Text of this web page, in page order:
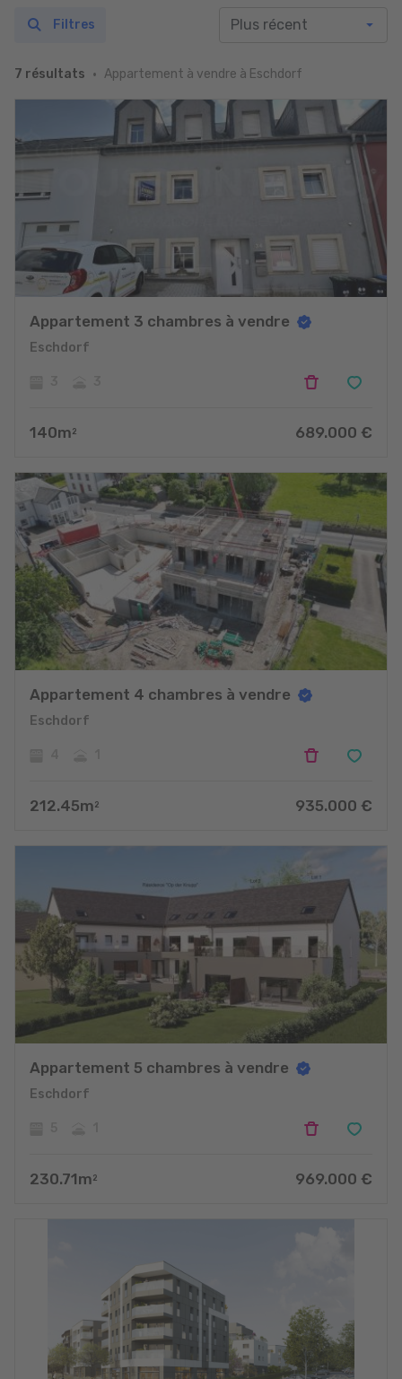
7 résultats Appartement à vendre à Eschdorf
Filtres
Appartement 3 chambres à vendre
Eschdorf
140m 2 689.000 €
Appartement 4 chambres à vendre
Eschdorf
212.45m 2 935.000 €
Appartement 5 chambres à vendre
Eschdorf
230.71m 2 969.000 €